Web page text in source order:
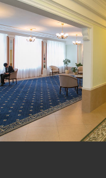
ковролина.
о нашей
к нашим
на любые
на лестницах.